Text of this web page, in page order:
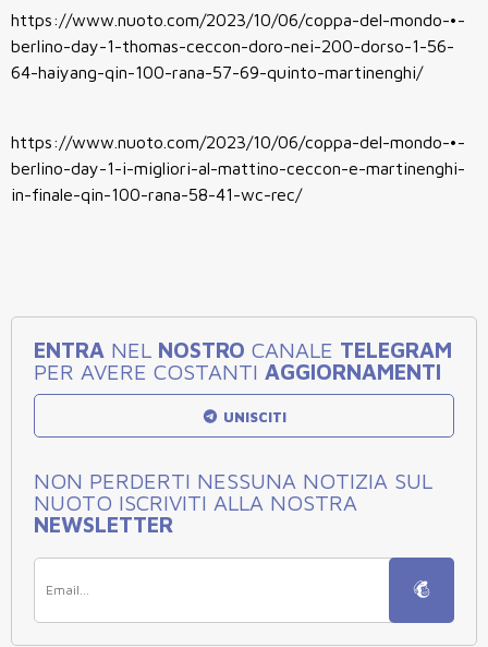
https://www.nuoto.com/2023/10/06/coppa-del-mondo-•-
berlino-day-1-thomas-ceccon-doro-nei-200-dorso-1-56-
64-haiyang-qin-100-rana-57-69-quinto-martinenghi/
https://www.nuoto.com/2023/10/06/coppa-del-mondo-•-
berlino-day-1-i-migliori-al-mattino-ceccon-e-martinenghi-
in-finale-qin-100-rana-58-41-wc-rec/
ENTRA NEL NOSTRO CANALE TELEGRAM
PER AVERE COSTANTI AGGIORNAMENTI
UNISCITI
NON PERDERTI NESSUNA NOTIZIA SUL
NUOTO ISCRIVITI ALLA NOSTRA
NEWSLETTER